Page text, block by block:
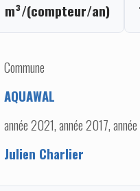
m³/(compteur/an)
Commune
AQUAWAL
année 2021, année 2017,
Julien Charlier